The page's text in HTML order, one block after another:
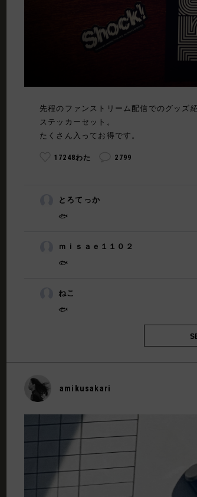
先程のファンストリーム配信でのグッズ
ステッカーセット。
たくさん入ってお得です。
17248わた 2799
とろてっか
🐟
ｍｉｓａｅ１１０２
🐟
ねこ
🐟️
amikusakari